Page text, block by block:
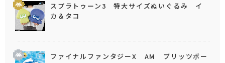
スプラトゥーン3 特大サイズぬいぐるみ イ
カ＆タコ
ファイナルファンタジーX AM ブリッツボー